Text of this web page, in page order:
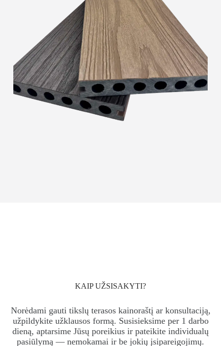
KAIP UŽSISAKYTI?
Norėdami gauti tikslų terasos kainoraštį ar konsultaciją,
užpildykite užklausos formą. Susisieksime per 1 darbo
dieną, aptarsime Jūsų poreikius ir pateikite individualų
pasiūlymą — nemokamai ir be jokių įsipareigojimų.